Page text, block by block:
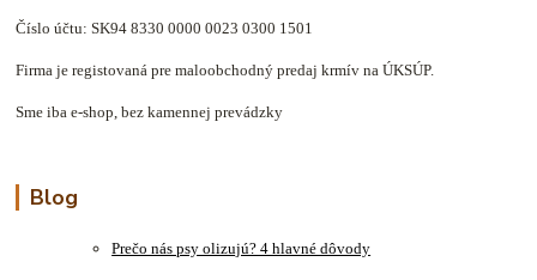
Číslo účtu: SK94 8330 0000 0023 0300 1501
Firma je registovaná pre maloobchodný predaj krmív na ÚKSÚP.
Sme iba e-shop, bez kamennej prevádzky
Blog
Prečo nás psy olizujú? 4 hlavné dôvody